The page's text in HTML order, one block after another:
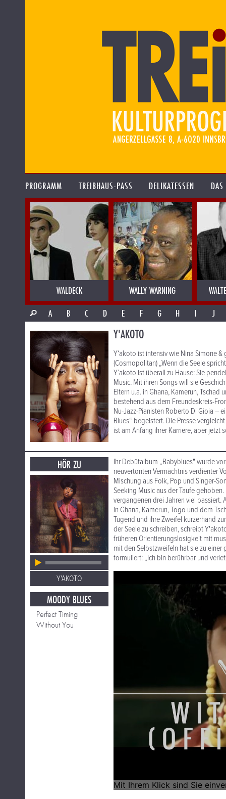
PROGRAMM TREIBHAUS-PASS DELIKATESSEN
WALDECK WALLY WARNING
A
B C D E F G H I J
Y'AKOTO
Y‘akoto ist intensiv wie Nina Simone
(Cosmopolitan) „Wenn die Seele
Y’akoto ist überall zu Hause: Sie
Music. Mit ihren Songs will sie
Eltern u.a. in Ghana, Kamerun,
bestehend aus dem Freundeskreis-
Nu-Jazz-Pianisten Roberto Di Gioia –
Blues“ begeistert. Die Presse
ist am Anfang ihrer Karriere, aber jetzt
HÖR ZU
Y'AKOTO
MOODY BLUES
Perfect Timing
Without You
Ihr Debütalbum „Babyblues" wurde
neuvertonten Vermächtnis verdienter
Mischung aus Folk, Pop und Singer-
Seeking Music aus der Taufe
vergangenen drei Jahren viel
in Ghana, Kamerun, Togo und dem
Tugend und ihre Zweifel kurzerhand
der Seele zu schreiben, schreibt
früheren Orientierungslosigkeit mit
mit den Selbstzweifeln hat sie zu
formuliert: „Ich bin berührbar und